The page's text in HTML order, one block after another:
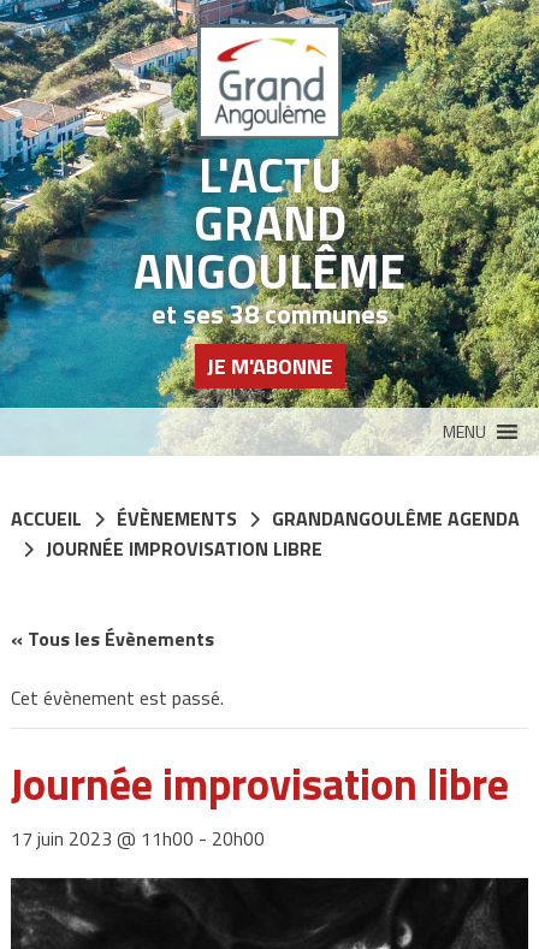
L'ACTU
GRAND
ANGOULÊME
et ses 38 communes
JE M'ABONNE
MENU
ACCUEIL ÉVÈNEMENTS
GRANDANGOULÊME AGENDA
JOURNÉE IMPROVISATION LIBRE
« Tous les Évènements
Cet évènement est passé.
Journée improvisation libre
17 juin 2023 @ 11h00 - 20h00
Panneau de gestion des cookies